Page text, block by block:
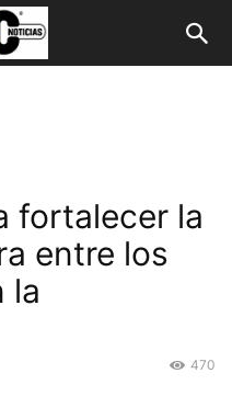
fortalecer la
entre los
la
470